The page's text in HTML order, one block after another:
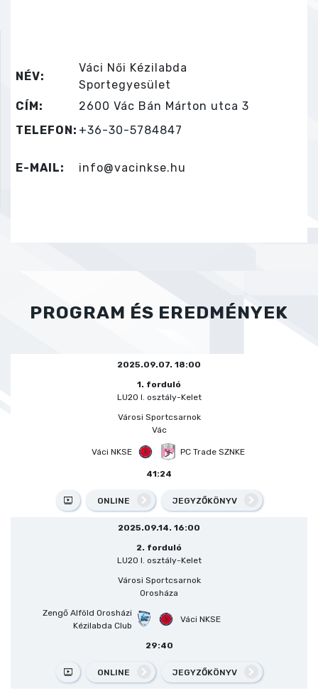
NÉV:
Váci Női Kézilabda
Sportegyesület
CÍM:
2600 Vác Bán Márton utca 3
TELEFON: +36-30-5784847
E-MAIL: info@vacinkse.hu
PROGRAM ÉS EREDMÉNYEK
2025.09.07. 18:00
1. forduló
LU20 I. osztály-Kelet
Városi Sportcsarnok
Vác
Váci NKSE PC Trade SZNKE
41:24
ONLINE JEGYZŐKÖNYV
2025.09.14. 16:00
2. forduló
LU20 I. osztály-Kelet
Városi Sportcsarnok
Orosháza
Zengő Alföld Orosházi
Kézilabda Club
Váci NKSE
29:40
ONLINE JEGYZŐKÖNYV